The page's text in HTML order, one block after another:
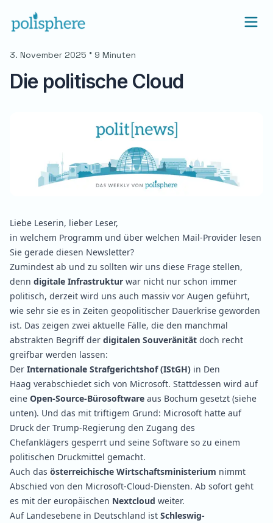
3. November 2025 • 9 Minuten
Die politische Cloud
Liebe Leserin, lieber Leser,
in welchem Programm und über welchen Mail-Provider lesen
Sie gerade diesen Newsletter?
Zumindest ab und zu sollten wir uns diese Frage stellen,
denn digitale Infrastruktur war nicht nur schon immer
politisch, derzeit wird uns auch massiv vor Augen geführt,
wie sehr sie es in Zeiten geopolitischer Dauerkrise geworden
ist. Das zeigen zwei aktuelle Fälle, die den manchmal
abstrakten Begriff der digitalen Souveränität doch recht
greifbar werden lassen:
Der Internationale Strafgerichtshof (IStGH) in Den
Haag verabschiedet sich von Microsoft. Stattdessen wird auf
eine Open-Source-Bürosoftware aus Bochum gesetzt (siehe
unten). Und das mit triftigem Grund: Microsoft hatte auf
Druck der Trump-Regierung den Zugang des
Chefanklägers gesperrt und seine Software so zu einem
politischen Druckmittel gemacht.
Auch das österreichische Wirtschaftsministerium nimmt
Abschied von den Microsoft-Cloud-Diensten. Ab sofort geht
es mit der europäischen Nextcloud weiter.
Auf Landesebene in Deutschland ist Schleswig-